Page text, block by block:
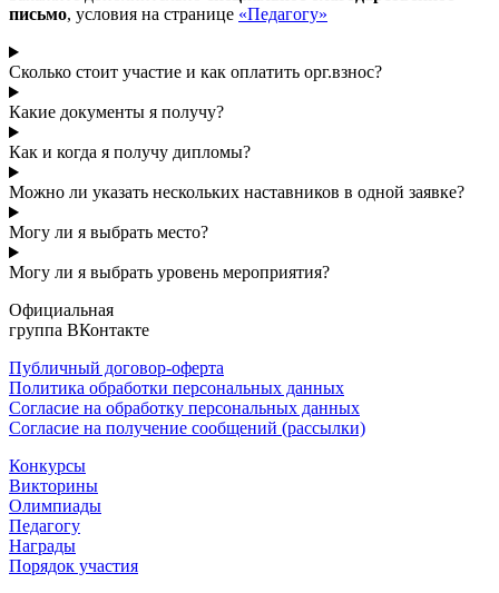
письмо, условия на странице «Педагогу»
Сколько стоит участие и как оплатить орг.взнос?
Какие документы я получу?
Как и когда я получу дипломы?
Можно ли указать нескольких наставников в одной заявке?
Могу ли я выбрать место?
Могу ли я выбрать уровень мероприятия?
Официальная
группа ВКонтакте
Публичный договор-оферта
Политика обработки персональных данных
Согласие на обработку персональных данных
Согласие на получение сообщений (рассылки)
Конкурсы
Викторины
Олимпиады
Педагогу
Награды
Порядок участия